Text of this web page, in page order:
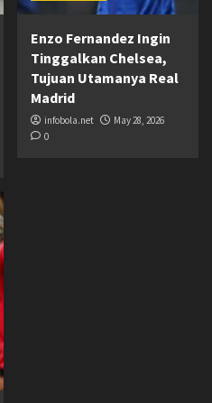
Enzo Fernandez Ingin
Tinggalkan Chelsea,
Tujuan Utamanya Real
Madrid
infobola.net
May 28, 2026
0